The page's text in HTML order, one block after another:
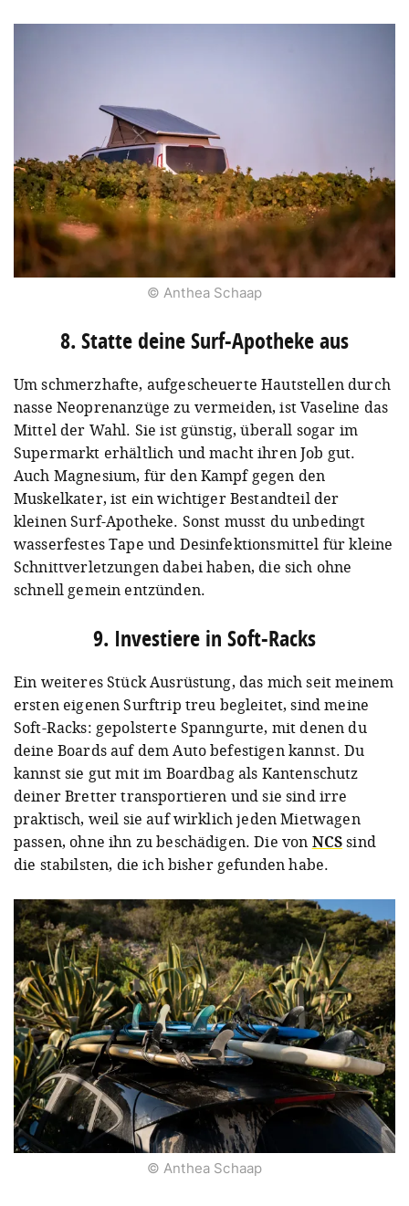
© Anthea Schaap
8. Statte deine Surf-Apotheke aus
Um schmerzhafte, aufgescheuerte Hautstellen durch
nasse Neoprenanzüge zu vermeiden, ist Vaseline das
Mittel der Wahl. Sie ist günstig, überall sogar im
Supermarkt erhältlich und macht ihren Job gut.
Auch Magnesium, für den Kampf gegen den
Muskelkater, ist ein wichtiger Bestandteil der
kleinen Surf-Apotheke. Sonst musst du unbedingt
wasserfestes Tape und Desinfektionsmittel für kleine
Schnittverletzungen dabei haben, die sich ohne
schnell gemein entzünden.
9. Investiere in Soft-Racks
Ein weiteres Stück Ausrüstung, das mich seit meinem
ersten eigenen Surftrip treu begleitet, sind meine
Soft-Racks: gepolsterte Spanngurte, mit denen du
deine Boards auf dem Auto befestigen kannst. Du
kannst sie gut mit im Boardbag als Kantenschutz
deiner Bretter transportieren und sie sind irre
praktisch, weil sie auf wirklich jeden Mietwagen
passen, ohne ihn zu beschädigen. Die von NCSsind
die stabilsten, die ich bisher gefunden habe.
© Anthea Schaap